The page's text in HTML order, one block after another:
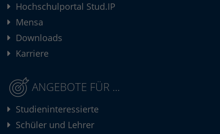
Hochschulportal Stud.IP
Mensa
Downloads
Karriere
ANGEBOTE FÜR ...
Studieninteressierte
Schüler und Lehrer